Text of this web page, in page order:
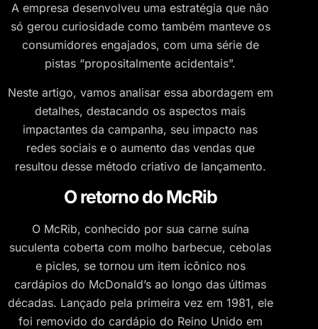
A empresa desenvolveu uma estratégia que não
só gerou curiosidade como também manteve os
consumidores engajados, com uma série de
pistas “propositalmente acidentais”.
Neste artigo, vamos analisar essa abordagem em
detalhes, destacando os aspectos mais
impactantes da campanha, seu impacto nas
redes sociais e o aumento das vendas que
resultou desse método criativo de lançamento.
O retorno do McRib
O McRib, conhecido por sua carne suína
suculenta coberta com molho barbecue, cebolas
e picles, se tornou um item icônico nos
cardápios do McDonald’s ao longo das últimas
décadas. Lançado pela primeira vez em 1981, ele
foi removido do cardápio do Reino Unido em